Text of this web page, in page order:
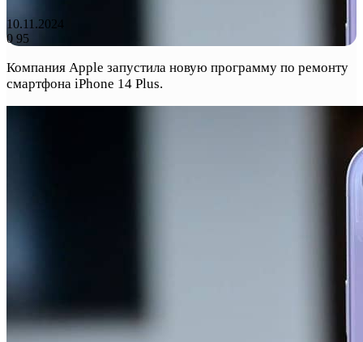
10.11.2024
0 95
Компания Apple запустила новую программу по ремонту
смартфона iPhone 14 Plus.